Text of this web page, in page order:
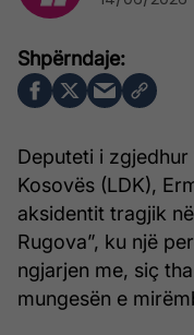
Deputeti i
Kosovës (LDK),
aksidentit tragjik
Rugova”, ku një
ngjarjen me, siç
mungesën e